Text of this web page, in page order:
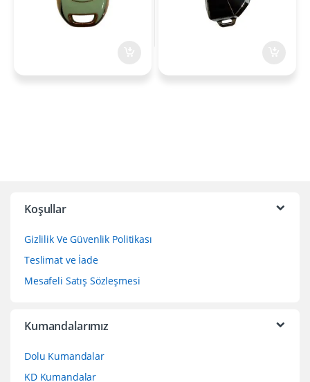
Koşullar
Gizlilik Ve Güvenlik Politikası
Teslimat ve İade
Mesafeli Satış Sözleşmesi
Kumandalarımız
Dolu Kumandalar
KD Kumandalar